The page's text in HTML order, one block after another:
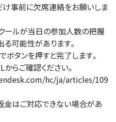
事前に欠席連絡をお願いしま
ールが当日の参加人数の把握
可能性があります。
タンを押すと完了します。
らご確認ください。
hc/ja/articles/109
金はご対応できない場合があ